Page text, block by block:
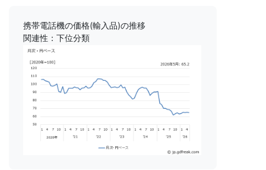
携帯電話機の価格(輸入品)の推移
関連性：下位分類